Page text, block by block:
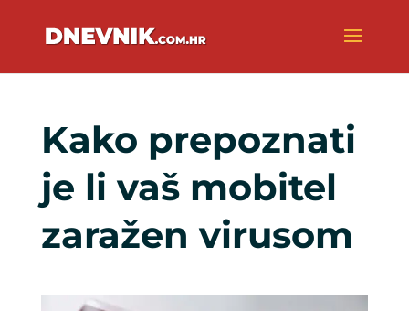
Kako prepoznati
je li vaš mobitel
zaražen virusom